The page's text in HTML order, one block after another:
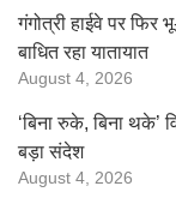
गंगोत्री हाईवे पर फिर
बाधित रहा यातायात
August 4, 2026
‘बिना रुके, बिना थके’
बड़ा संदेश
August 4, 2026